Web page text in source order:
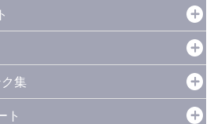
集
ト